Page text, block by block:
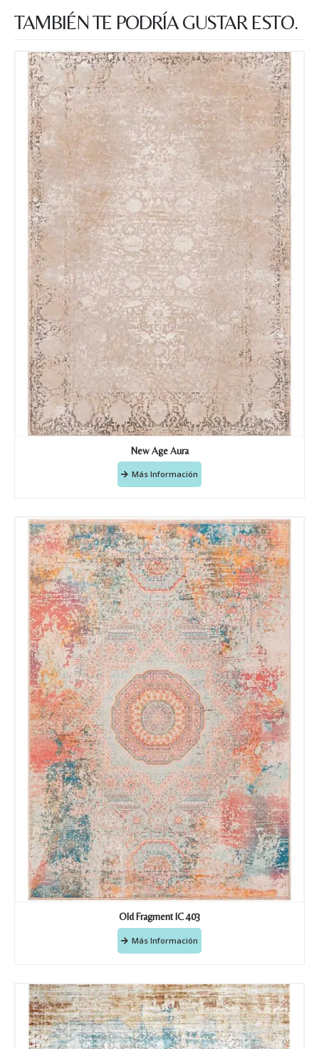
TAMBIÉN TE PODRÍA GUSTAR ESTO.
New Age Aura
Más Información
Old Fragment IC 403
Más Información
Nombre y apellido*
Teléfono
Correo electronico *
Tu mensaje.
Acuerdo RGPD*
Doy mi consentimiento para que
esta web almacene la
información que envío para que
puedan responder a mi petición.
Recibir mi oferta